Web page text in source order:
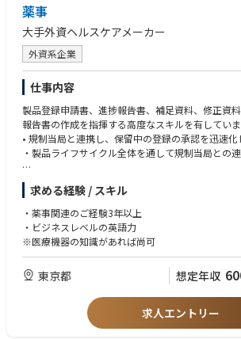
従ったバリデーション活動を円滑に推進する。
・FDAのCSAガイダンスにおける「クリティカル
づき、迅速なシステム/アプリケーション導入に対
率化を推進する。
・コンピューティングサービスプロバイダーの管理
にSMEとして参画する。
・規制当局査察・パートナー監査においてIT関連の
項のコミュニケーションを支援する。
・AI/MLのGxP展開に向けたバリデーション戦略の
ロスファンクションと協働して推進する。
≪入社後のキャリアパス≫
本ポジションはグローバルQA部門のQA企画部に所
ローバルeComplianceチームの一員として、CSV・
ィ・ITガバナンスに関する実務経験をグローバル
ことができます。将来的には、チーム内での専門
ネージャーやAssociate Director（eCompliance &
ャリアアップが期待されます。また、GMP領域に
A機能へのeCompliance支援経験を積むことで、よ
領域でのリーダーシップポジションへの道も開か
る機会があります。
• 理系分野の学士号（Bachelor's degree, Scientific
• エンタープライズマインドセットを持ち、現状に
できる姿勢
• グローバルチームおよびクロスファンクショナル
• リスクの特定・課題の整理・リスク軽減戦略の
報告能力
• 自律的かつ主体的に業務を推進できること（上位
のもとでも複雑な技術的品質要件を対応できること
■経験 スキル〈尚可〉
• GMP製造システム（MES、LIMS、EBR、ERPなど
経験
• CMO/CROなどの外部パートナーとのGxP監査ま
ステム評価・監査管理を含む）
• 製造サイトでの規制当局査察（保健当局またはス
経験
• ICH Q10およびPIC/S GMPを含むGMP規制に関す
• データインテグリティ（ALCOA+）原則の理解
• リスクベースアプローチによるCMO/ベンダーシ
チェックリスト作成・実行能力
• AI/MLバリデーションに関する知識
• 修士号または博士号
薬事
大手外資ヘルスケアメーカー
外資系企業
仕事内容
製品登録申請書、進捗報告書、補足資料、修正資
報告書の作成を指揮する高度なスキルを有していま
• 規制当局と連携し、保留中の登録の承認を迅速化
・製品ライフサイクル全体を通して規制当局との連
※ビジネスレベルの英語力が必要です
求める経験 / スキル
・薬事関連のご経験3年以上
・ビジネスレベルの英語力
※医療機器の知識があれば尚可
東京都 想定年収
求人エントリー